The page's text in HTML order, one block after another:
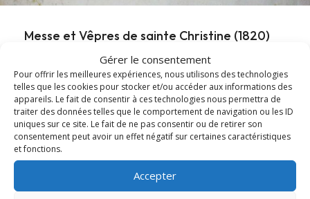
Gérer le consentement
Pour offrir les meilleures expériences, nous utilisons des technologies
telles que les cookies pour stocker et/ou accéder aux informations des
appareils. Le fait de consentir à ces technologies nous permettra de
traiter des données telles que le comportement de navigation ou les ID
uniques sur ce site. Le fait de ne pas consentir ou de retirer son
consentement peut avoir un effet négatif sur certaines caractéristiques
et fonctions.
Accepter
Messe et Vêpres de sainte Christine (1820)
En l'honneur de sainte Christine, les Archives diocésaines
mettent en ligne l'office ancien de sainte...
Lire cet articleabout Messe et Vêpres de sainte Christine